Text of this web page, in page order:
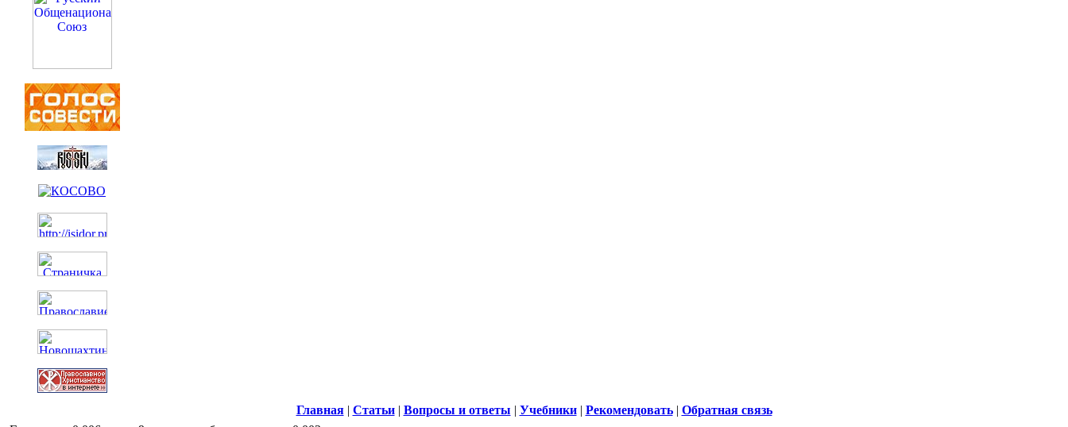
Главная| Статьи| Вопросы и ответы | Учебники| Рекомендовать| Обратная связь